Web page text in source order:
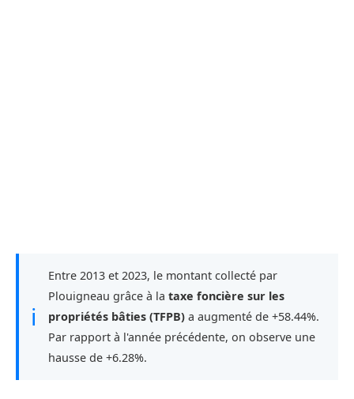
ℹ
Entre 2013 et 2023, le montant collecté par
Plouigneau grâce à la taxe foncière sur les
propriétés bâties (TFPB) a augmenté de +58.44%.
Par rapport à l'année précédente, on observe une
hausse de +6.28%.